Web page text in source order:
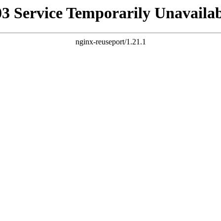
Service Temporarily
nginx-reuseport/1.21.1